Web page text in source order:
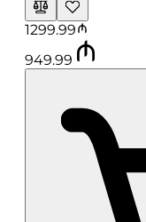
1299.99
949.99